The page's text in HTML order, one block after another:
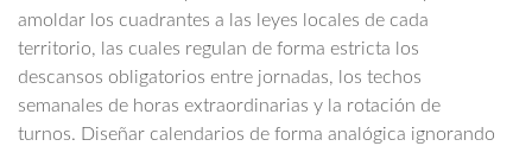
amoldar los cuadrantes a las leyes locales de cada
territorio, las cuales regulan de forma estricta los
descansos obligatorios entre jornadas, los techos
semanales de horas extraordinarias y la rotación de
turnos. Diseñar calendarios de forma analógica ignorando